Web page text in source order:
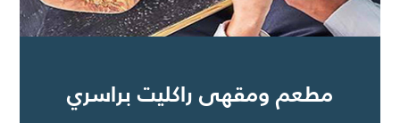
مطعم ومقهى راكليت براسري